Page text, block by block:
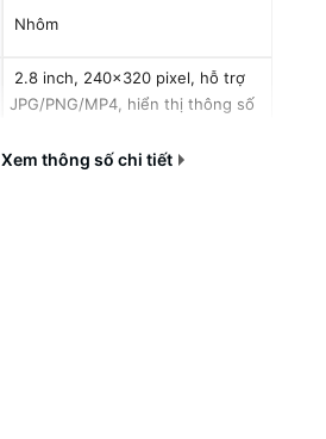
Nhôm
2.8 inch, 240×320 pixel, hỗ trợ
JPG/PNG/MP4, hiển thị thông số
- Kích thước: 120×120×25 mm
Xem thông số chi tiết